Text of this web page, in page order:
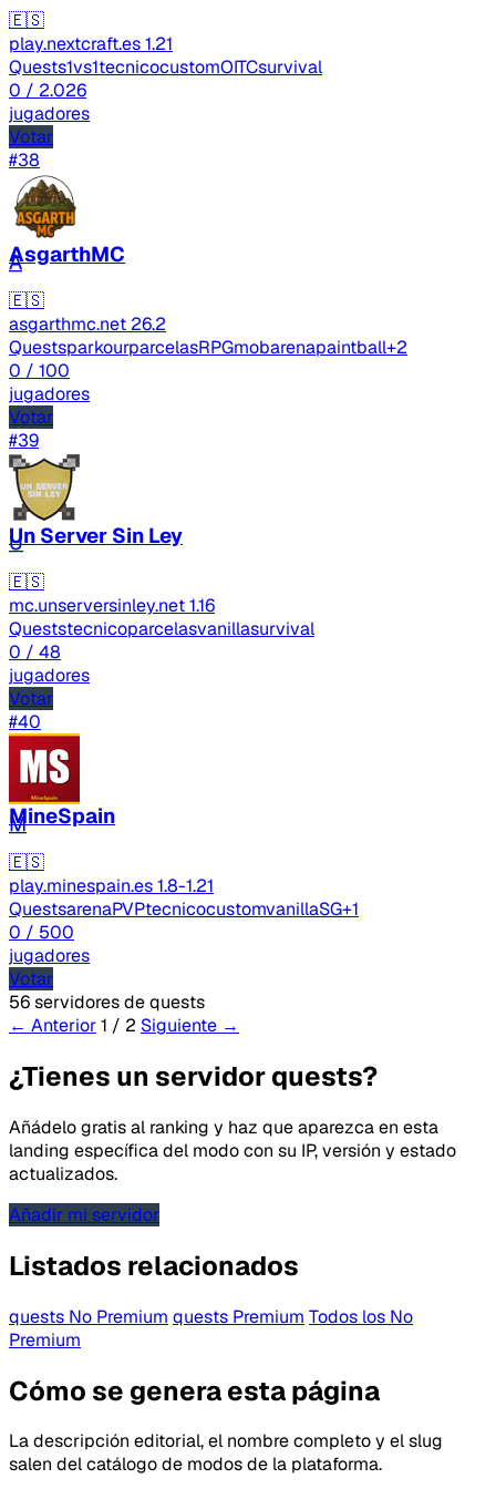
🇪🇸
play.nextcraft.es1.21
Quests1vs1tecnicocustomOITCsurvival
0 / 2.026
jugadores
Votar
#38
A
AsgarthMC
🇪🇸
asgarthmc.net 26.2
QuestsparkourparcelasRPGmobarenapaintball+2
0 / 100
jugadores
Votar
#39
U
Un Server Sin Ley
🇪🇸
mc.unserversinley.net1.16
Queststecnicoparcelasvanillasurvival
0 / 48
jugadores
Votar
#40
M
MineSpain
🇪🇸
play.minespain.es1.8-1.21
QuestsarenaPVPtecnicocustomvanillaSG+1
0 / 500
jugadores
Votar
56 servidores de quests
← Anterior1 / 2 Siguiente →
¿Tienes un servidor quests?
Añádelo gratis al ranking y haz que aparezca en esta
landing específica del modo con su IP, versión y estado
actualizados.
Añadir mi servidor
Listados relacionados
quests No Premium quests Premium Todos los No
Premium
Cómo se genera esta página
La descripción editorial, el nombre completo y el slug
salen del catálogo de modos de la plataforma.